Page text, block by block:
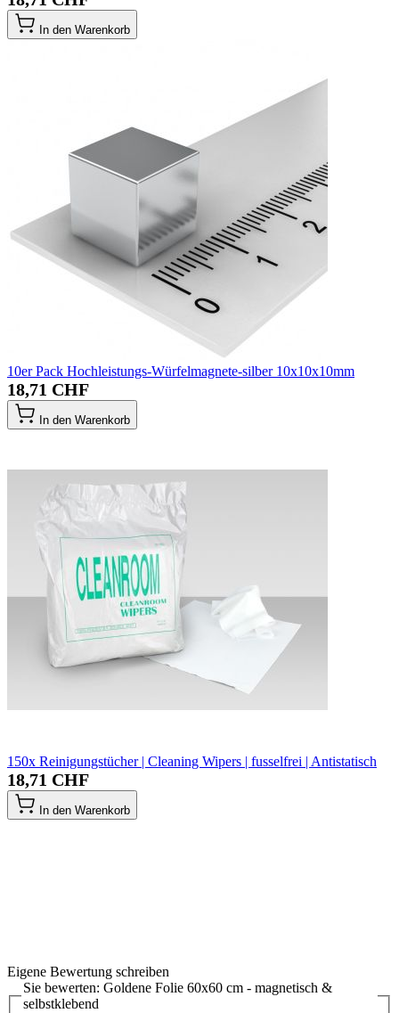
In den Warenkorb
10er Pack Hochleistungs-Würfelmagnete-silber 10x10x10mm
18,71 CHF
In den Warenkorb
150x Reinigungstücher | Cleaning Wipers | fusselfrei | Antistatisch
18,71 CHF
In den Warenkorb
Eigene Bewertung schreiben
Sie bewerten: Goldene Folie 60x60 cm - magnetisch &
selbstklebend